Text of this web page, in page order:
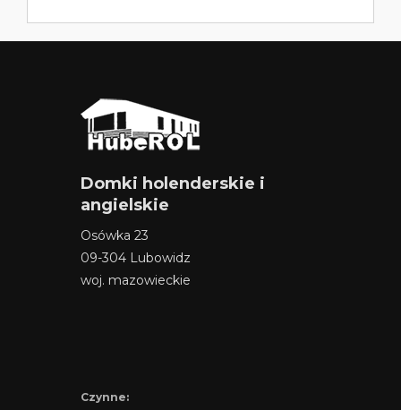
Domki holenderskie i
angielskie
Osówka 23
09-304 Lubowidz
woj. mazowieckie
Czynne: